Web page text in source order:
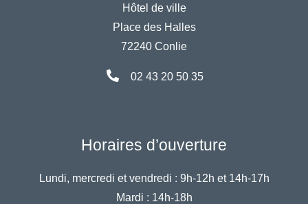
Hôtel de ville
Place des Halles
72240 Conlie
02 43 20 50 35
Horaires d’ouverture
Lundi, mercredi et vendredi : 9h-12h et 14h-17h
Mardi : 14h-18h